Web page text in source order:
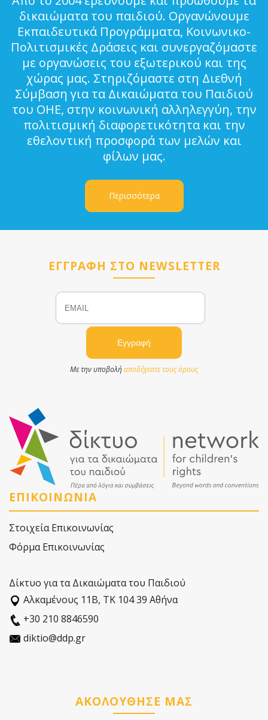
δικαιώματα του παιδιού. Οργανώνουμε
Εκπαιδευτικά Προγράμματα, Κοινωνικο-
Πολιτισμικές Δράσεις και συνεργαζόμαστε
με οργανώσεις του εξωτερικού και της
χώρας μας. Στηριζόμαστε στη Διεθνή
Σύμβαση για τα Δικαιώματα του Παιδιού
του ΟΗΕ, στην κοινωνική αλληλεγγύη, την
πολιτισμική διαφορετικότητα και την
εθελοντική προσφορά των μελών και
φίλων μας.
Περισσότερα
ΕΓΓΡΑΦΗ ΣΤΟ NEWSLETTER
Email
Με την υποβολήαποδέχεστε τους όρους
ΕΠΙΚΟΙΝΩΝΙΑ
Στοιχεία Επικοινωνίας
Φόρμα Επικοινωνίας
Δίκτυο για τα Δικαιώματα του Παιδιού
Αλκαµένους 11Β, ΤΚ 104 39 Αθήνα
+30 210 8846590
diktio@ddp.gr
ΑΚΟΛΟΥΘΗΣΕ ΜΑΣ